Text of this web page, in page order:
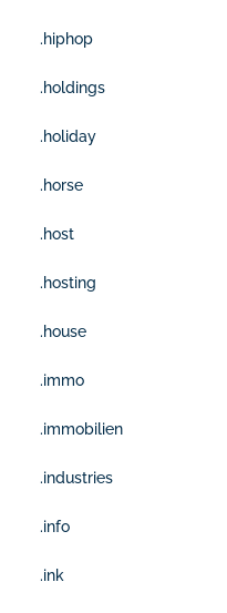
.hiphop
.holdings
.holiday
.horse
.host
.hosting
.house
.immo
.immobilien
.industries
.info
.ink